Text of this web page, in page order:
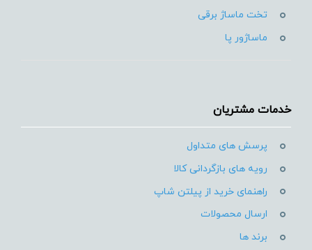
تخت ماساژ برقی
ماساژور پا
خدمات مشتریان
پرسش های متداول
رویه های بازگردانی کالا
راهنمای خرید از پیلتن شاپ
ارسال محصولات
برند ها